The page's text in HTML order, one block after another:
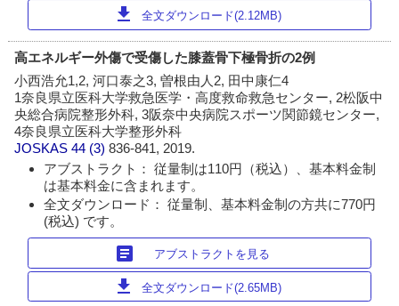
download 全文ダウンロード(2.12MB)
高エネルギー外傷で受傷した膝蓋骨下極骨折の2例
小西浩允1,2, 河口泰之3, 曽根由人2, 田中康仁4
1奈良県立医科大学救急医学・高度救命救急センター, 2松阪中
央総合病院整形外科, 3阪奈中央病院スポーツ関節鏡センター,
4奈良県立医科大学整形外科
JOSKAS 44 (3)836-841, 2019.
アブストラクト： 従量制は110円（税込）、基本料金制
は基本料金に含まれます。
全文ダウンロード： 従量制、基本料金制の方共に770円
(税込) です。
article アブストラクトを見る
download 全文ダウンロード(2.65MB)